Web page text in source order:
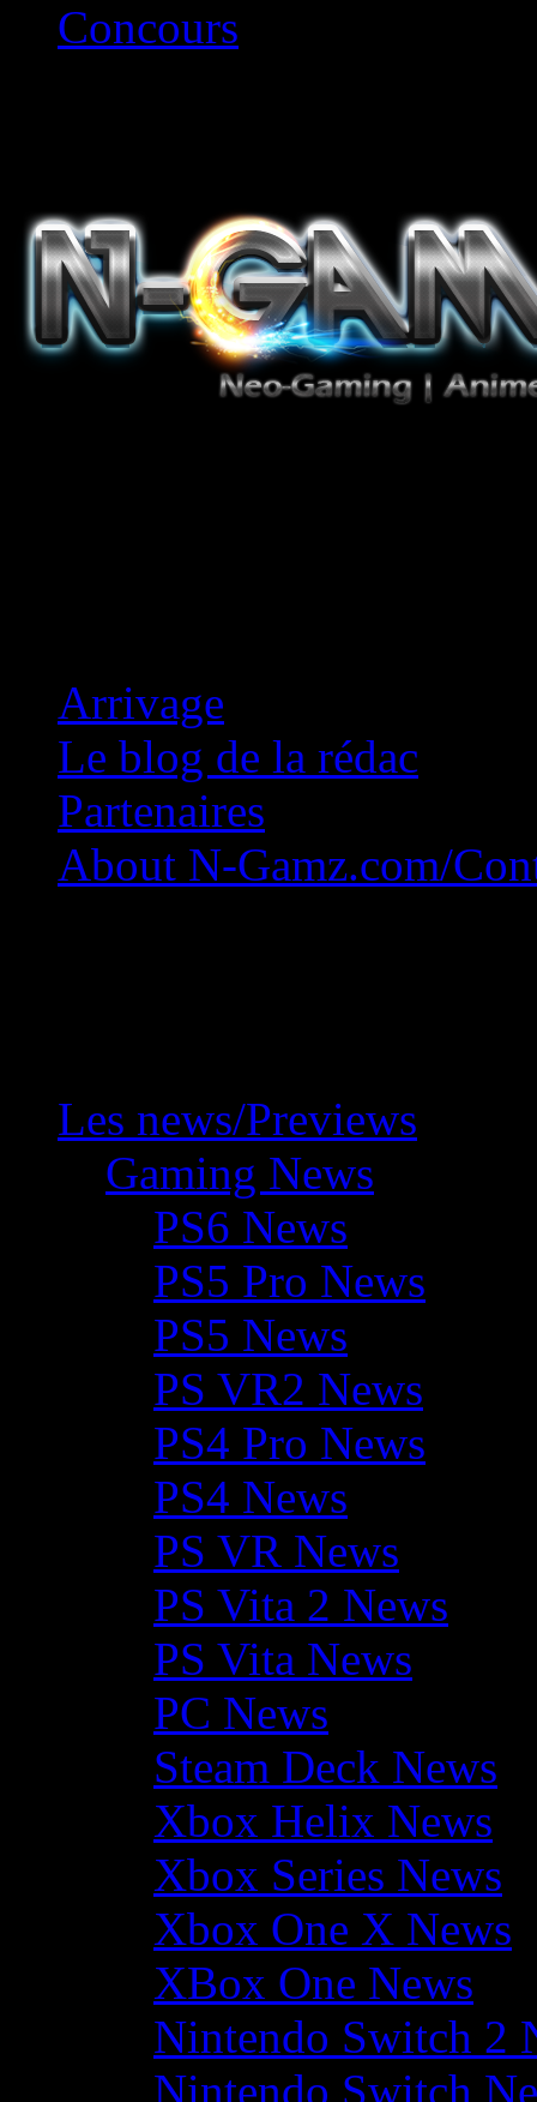
Concours
Arrivage
Le blog de la rédac
Partenaires
About N-Gamz.com/
Les news/Previews
Gaming News
PS6 News
PS5 Pro News
PS5 News
PS VR2 News
PS4 Pro News
PS4 News
PS VR News
PS Vita 2 News
PS Vita News
PC News
Steam Deck News
Xbox Helix News
Xbox Series News
Xbox One X News
XBox One News
Nintendo Switch 2
Nintendo Switch